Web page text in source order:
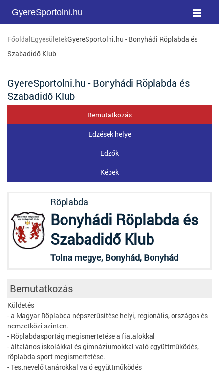
GyereSportolni.hu
FőoldalEgyesületekGyereSportolni.hu - Bonyhádi Röplabda és
Szabadidő Klub
GyereSportolni.hu - Bonyhádi Röplabda és
Szabadidő Klub
Bemutatkozás
Edzések helye
Edzők
Képek
Röplabda
Bonyhádi Röplabda és
Szabadidő Klub
Tolna megye, Bonyhád, Bonyhád
Bemutatkozás
Küldetés
- a Magyar Röplabda népszerűsítése helyi, regionális, országos és
nemzetközi szinten.
- Röplabdasportág megismertetése a fiatalokkal
- általános iskolákkal és gimnáziumokkal való együttműködés,
röplabda sport megismertetése.
- Testnevelő tanárokkal való együttműködés